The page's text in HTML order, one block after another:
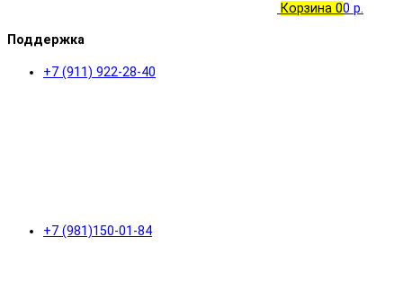
Корзина 00 р.
Поддержка
+7 (911) 922-28-40
+7 (981)150-01-84